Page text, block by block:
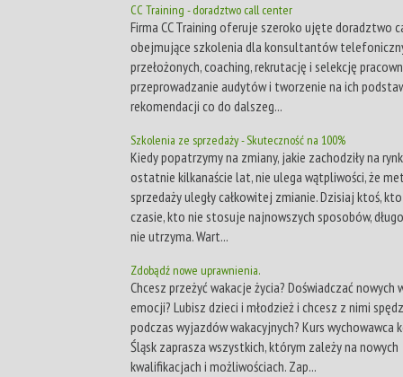
CC Training - doradztwo call center
Firma CC Training oferuje szeroko ujęte doradztwo
obejmujące szkolenia dla konsultantów
przełożonych, coaching, rekrutację i selekcję
przeprowadzanie audytów i tworzenie na ich
rekomendacji co do dalszeg...
Szkolenia ze sprzedaży - Skuteczność na 100%
Kiedy popatrzymy na zmiany, jakie zachodziły na
ostatnie kilkanaście lat, nie ulega wątpliwości, że
sprzedaży uległy całkowitej zmianie. Dzisiaj ktoś,
czasie, kto nie stosuje najnowszych sposobów,
nie utrzyma. Wart...
Zdobądź nowe uprawnienia.
Chcesz przeżyć wakacje życia? Doświadczać nowych
emocji? Lubisz dzieci i młodzież i chcesz z nimi
podczas wyjazdów wakacyjnych? Kurs wychowawca
Śląsk zaprasza wszystkich, którym zależy na nowych
kwalifikacjach i możliwościach. Zap...